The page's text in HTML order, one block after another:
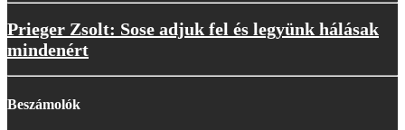
Prieger Zsolt: Sose adjuk fel és legyünk hálásak
mindenért
Beszámolók